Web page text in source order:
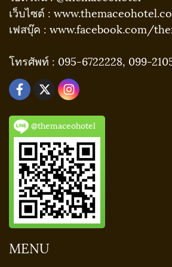
เว็บไซต์ :
เฟสบุ๊ค : www.facebook.com/
โทรศัพท์ : 095-6722228, 099-
@themaceohotel
MENU